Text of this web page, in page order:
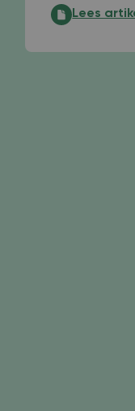
What’s it
Lees